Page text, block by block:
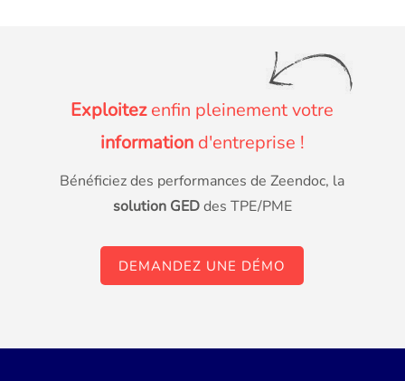
Exploitezenfin pleinement votre
informationd'entreprise !
Bénéficiez des performances de Zeendoc, la
solution GEDdes TPE/PME
DEMANDEZ UNE DÉMO